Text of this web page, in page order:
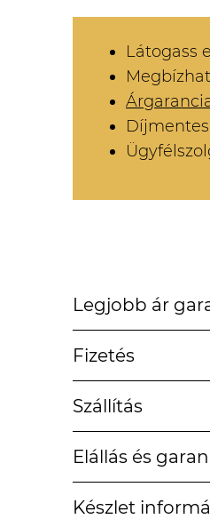
Látogass el
Legjobb ár
Fizetés
Szállítás
Elállás és
Készlet